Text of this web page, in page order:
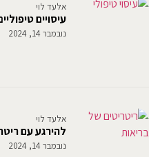
עיסויים
אלעד לוי
נובמבר 14, 2024
להירגע עם
אלעד לוי
נובמבר 14, 2024